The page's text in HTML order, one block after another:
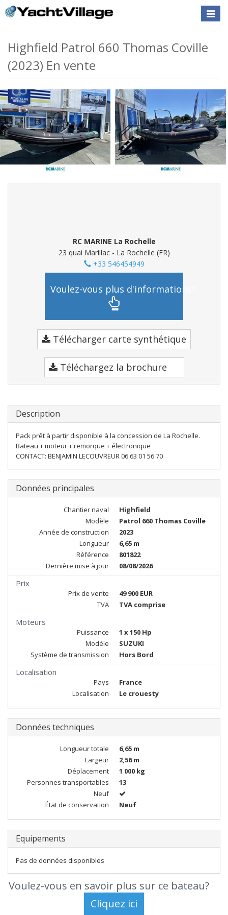
Toggle
Highfield Patrol 660 Thomas Coville
(2023) En vente
RC MARINE La Rochelle
23 quai Marillac - La Rochelle (FR)
+33 546454949
Voulez-vous plus d'informations?
Télécharger carte synthétique
Téléchargez la brochure
Description
Pack prêt à partir disponible à la concession de La Rochelle.
Bateau + moteur + remorque + électronique
CONTACT: BENJAMIN LECOUVREUR 06 63 01 56 70
Données principales
Chantier naval
Highfield
Modèle
Patrol 660 Thomas Coville
Année de construction
2023
Longueur
6,65 m
Référence
801822
Dernière mise à jour
08/08/2026
Prix
Prix de vente
49 900 EUR
TVA
TVA comprise
Moteurs
Puissance
1 x 150 Hp
Modèle
SUZUKI
Système de transmission
Hors Bord
Localisation
Pays
France
Localisation
Le crouesty
Données techniques
Longueur totale
6,65 m
Largeur
2,56 m
Déplacement
1 000 kg
Personnes transportables
13
Neuf
État de conservation
Neuf
Equipements
Pas de données disponibles
Voulez-vous en savoir plus sur ce bateau?